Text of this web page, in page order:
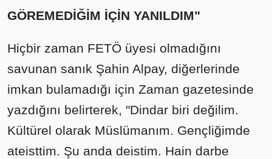
GÖREMEDİĞİM İÇİN YANILDIM"
Hiçbir zaman FETÖ üyesi olmadığını
savunan sanık Şahin Alpay, diğerlerinde
imkan bulamadığı için Zaman gazetesinde
yazdığını belirterek, "Dindar biri değilim.
Kültürel olarak Müslümanım. Gençliğimde
ateisttim. Şu anda deistim. Hain darbe